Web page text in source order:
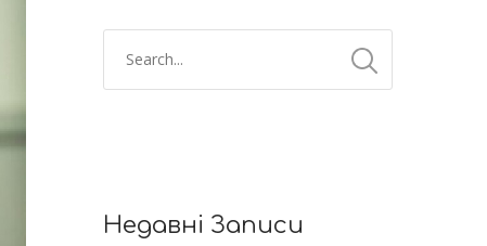
Недавні Записи